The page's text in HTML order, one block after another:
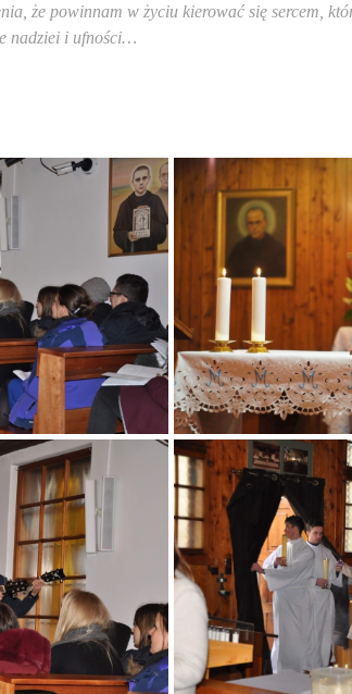
że powinnam w życiu kierować się sercem,
nadziei i ufności…